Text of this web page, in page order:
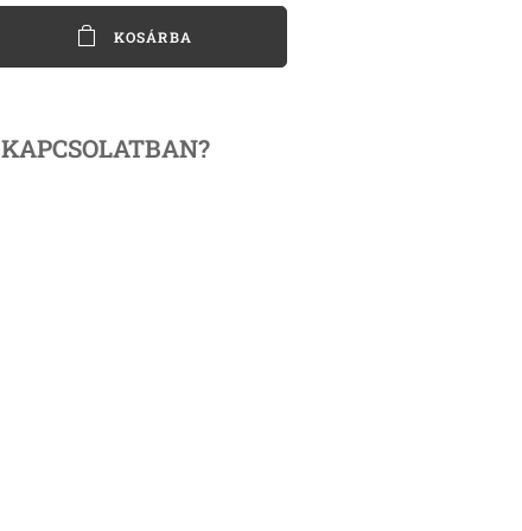
KOSÁRBA
KAPCSOLATBAN?